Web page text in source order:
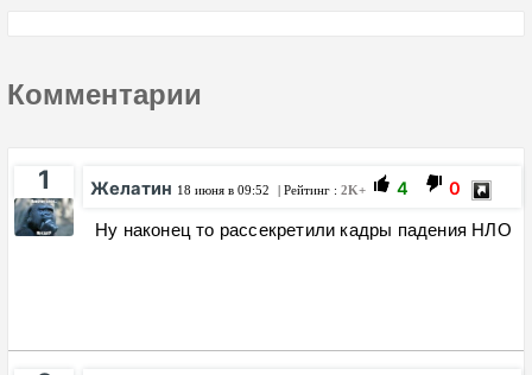
Комментарии
1 Желатин 18 июня в 09:52 | Рейтинг : 2K+ 4 0
Ну наконец то рассекретили кадры падения НЛО